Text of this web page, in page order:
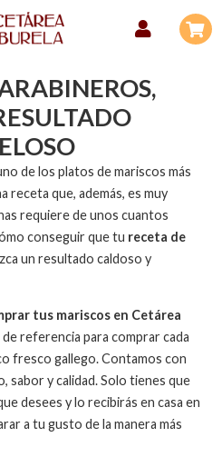
de los platos de mariscos más
receta que, además, es muy
requiere de unos cuantos
conseguir que tu receta de
un resultado caldoso y
tus mariscos en Cetárea
referencia para comprar cada
fresco gallego. Contamos con
sabor y calidad. Solo tienes que
desees y lo recibirás en casa en
a tu gusto de la manera más